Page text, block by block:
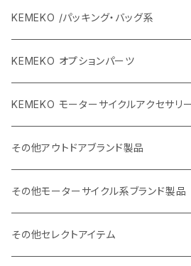
KEMEKO /パッキング・バッグ系
KEMEKO オプションパーツ
BBQグリル ひらっち
防水充電ケーブルシステム
カーボンポール
SHADE25 テント
KEMEKO モーターサイクルアクセサリ
その他アウトドアブランド製品
ストリームトレイル製品
バッグ
ハルタホース
その他モーターサイクル系ブランド製品
NORIX SIMPSON
その他セレクトアイテム